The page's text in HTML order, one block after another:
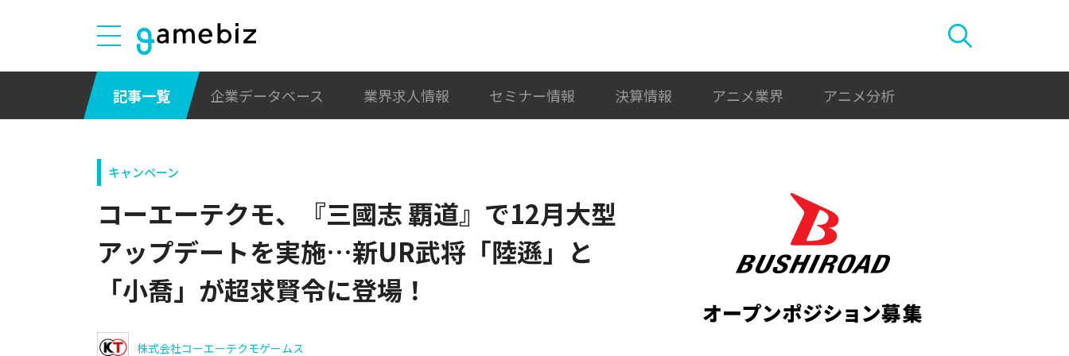
記事一覧 企業データベース 業界求人情報 セミナー情報 決算情報 アニメ業界 アニメ分析
キャンペーン
コーエーテクモ、『三國志 覇道』で12月大型
アップデートを実施…新UR武将「陸遜」と
「小喬」が超求賢令に登場！
株式会社コーエーテクモゲームス